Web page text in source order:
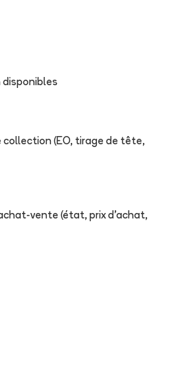
disponibles
(EO, tirage de tête,
vente (état, prix d'achat,